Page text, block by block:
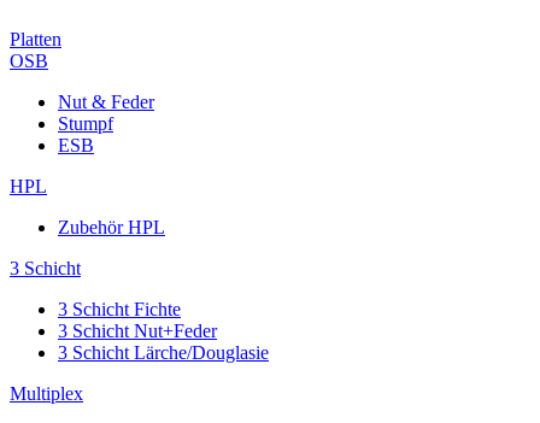
Platten
OSB
Nut & Feder
Stumpf
ESB
HPL
Zubehör HPL
3 Schicht
3 Schicht Fichte
3 Schicht Nut+Feder
3 Schicht Lärche/Douglasie
Multiplex